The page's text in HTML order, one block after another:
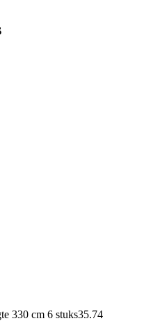
330 cm 6 stuks35.74